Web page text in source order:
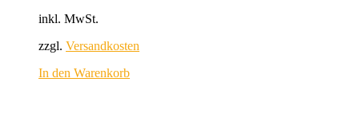
inkl. MwSt.
zzgl. Versandkosten
In den Warenkorb